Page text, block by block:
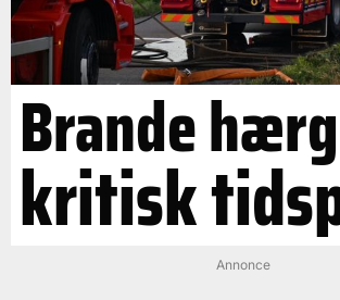
Brande
kritisk
Annonce